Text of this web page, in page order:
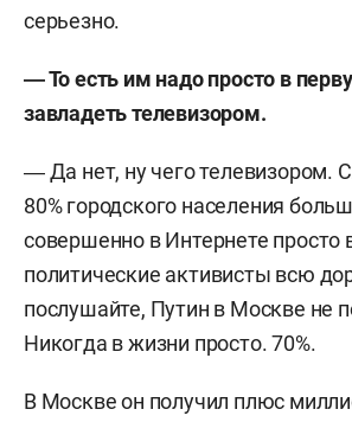
серьезно.
― То есть им надо просто в
завладеть телевизором.
― Да нет, ну чего телевизором.
80% городского населения
совершенно в Интернете просто
политические активисты всю
послушайте, Путин в Москве не
Никогда в жизни просто. 70%.
В Москве он получил плюс